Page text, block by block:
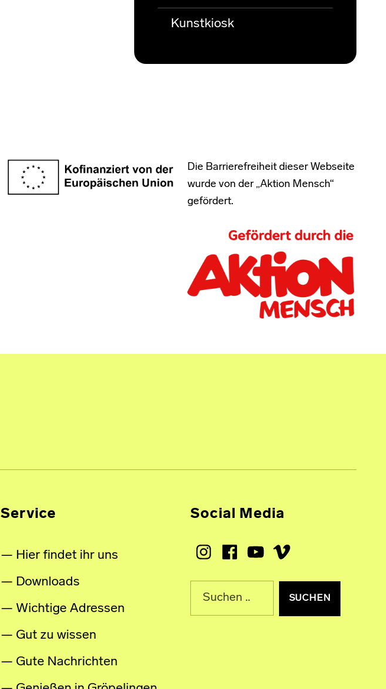
Kunstkiosk
Die Barrierefreiheit dieser Webseite
wurde von der „Aktion Mensch“
gefördert.
Service
Hier findet ihr uns
Downloads
Wichtige Adressen
Gut zu wissen
Gute Nachrichten
Social Media
InstagramFacebookYoutubeVimeo
Suche nach: